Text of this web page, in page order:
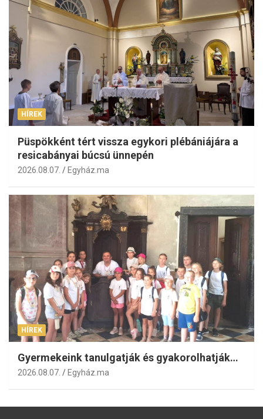
HÍREK
Püspökként tért vissza egykori plébániájára a
resicabányai búcsú ünnepén
2026.08.07. Egyház.ma
HÍREK
Gyermekeink tanulgatják és gyakorolhatják…
2026.08.07. Egyház.ma